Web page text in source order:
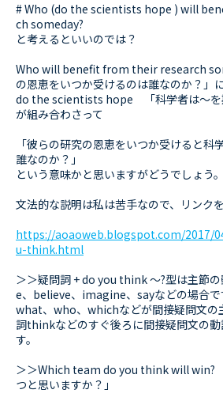
# Who (do the scientists hope ) will
ch someday?
と考えるといいのでは？
Who will benefit from their research
の恩恵をいつか受けるのは誰なのか？」
do the scientists hope 「科学者は～を
が組み合わさって
「彼らの研究の恩恵をいつか受けると科
誰なのか？」
という意味かと思いますがどうでしょう。
文法的な説明は私は苦手なので、リンクを
https://aoaoweb.blogspot.com/2017/
u-think.html
＞＞疑問詞 + do you think ～?型は主節
e、believe、imagine、sayなどの場合で
what、who、whichなどが間接疑問文の
詞thinkなどのすぐ後ろに間接疑問文の
す。
＞＞Which team do you think will win?
つと思いますか？」